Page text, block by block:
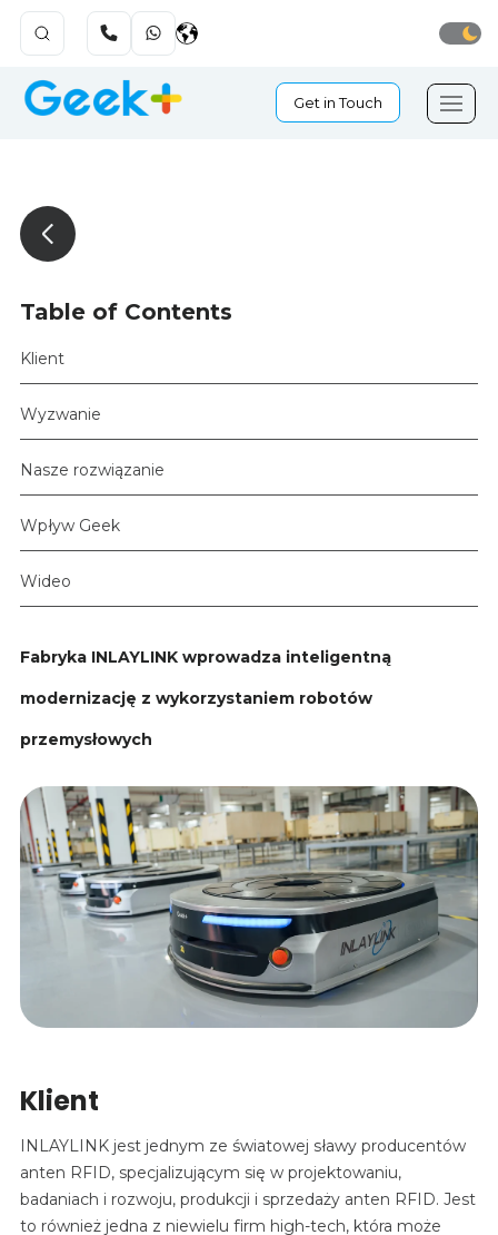
Get in Touch
Table of Contents
Klient
Wyzwanie
Nasze rozwiązanie
Wpływ Geek
Wideo
Fabryka INLAYLINK wprowadza inteligentną
modernizację z wykorzystaniem robotów
przemysłowych
Klient
INLAYLINK jest jednym ze światowej sławy producentów
anten RFID, specjalizującym się w projektowaniu,
badaniach i rozwoju, produkcji i sprzedaży anten RFID. Jest
to również jedna z niewielu firm high-tech, która może